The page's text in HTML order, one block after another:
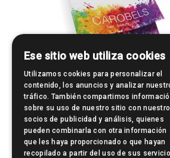
Post-it
Ese sitio web utiliza cookies
Utilizamos cookies para personalizar el
contenido, los anuncios y analizar
tráfico. También compartimos
sobre su uso de nuestro sitio con
socios de publicidad y análisis, quienes
pueden combinarla con otra información
que les haya proporcionado o que hayan
recopilado a partir del uso de sus